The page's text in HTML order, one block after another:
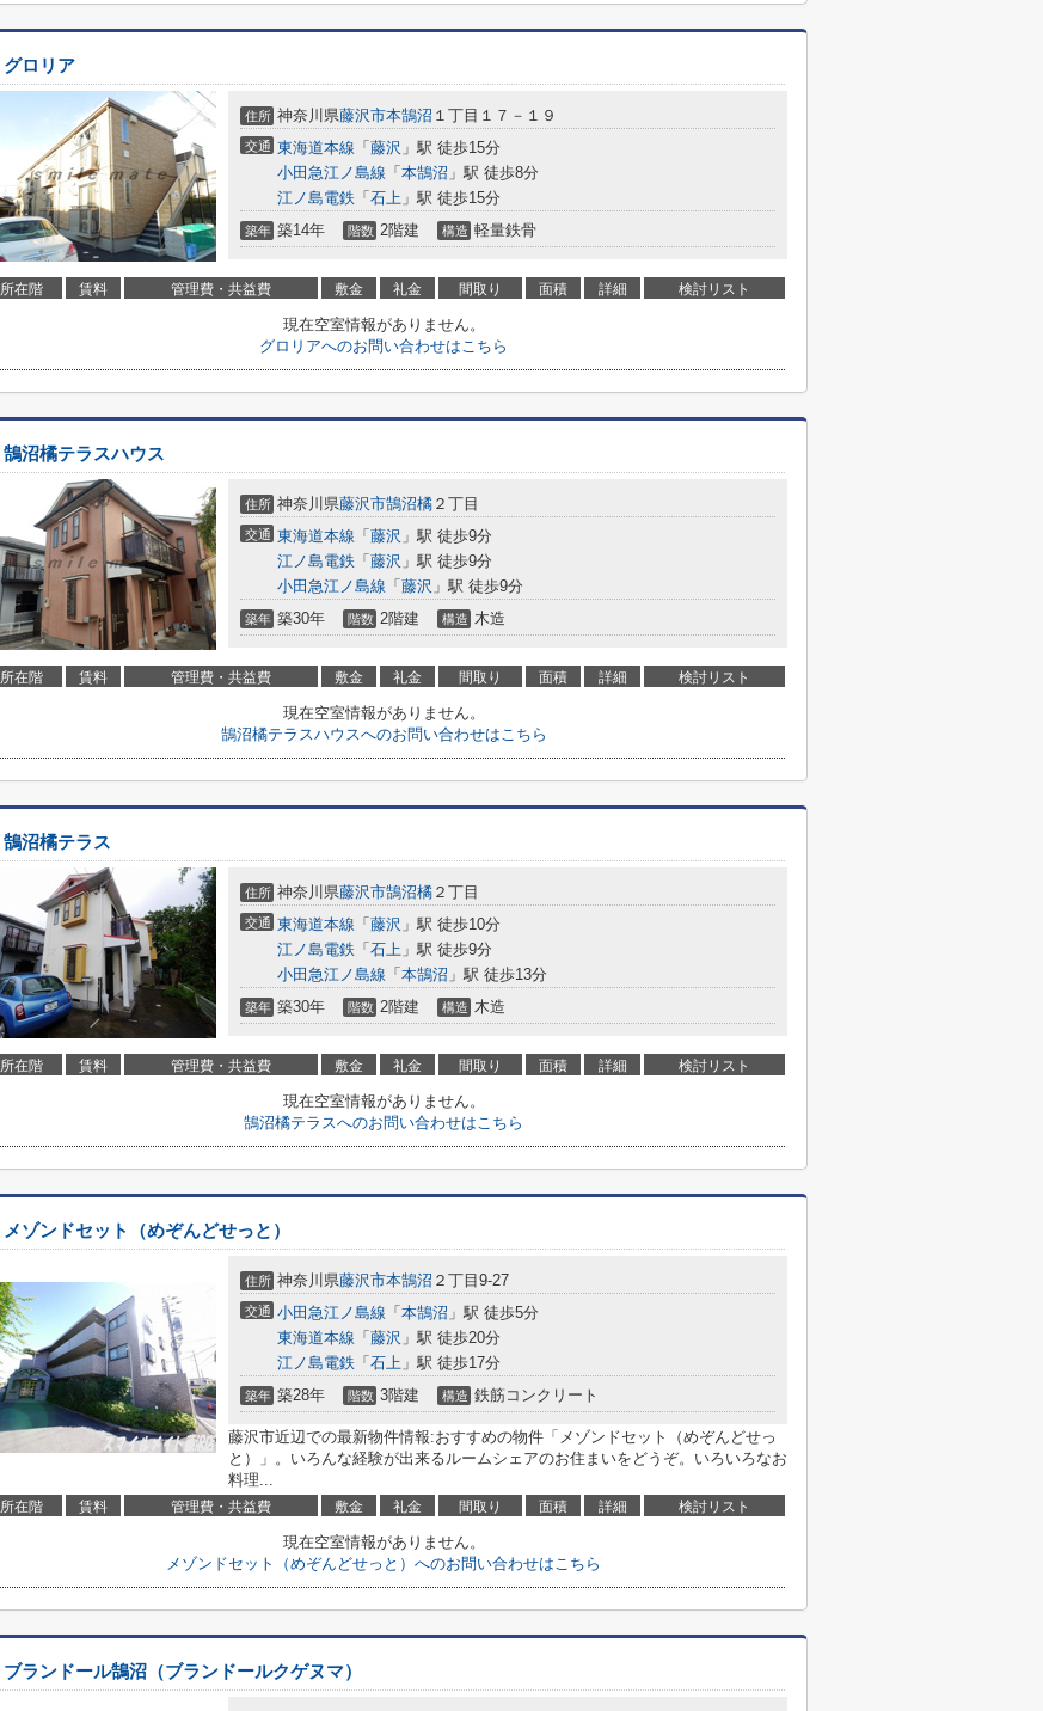
グロリア
住所 神奈川県藤沢市本鵠沼 １丁目１７－１９
交通 東海道本線 「 藤沢 」駅 徒歩15分
小田急江ノ島線 「 本鵠沼 」駅 徒歩8分
江ノ島電鉄 「 石上 」駅 徒歩15分
築年 築14年 階数 2階建 構造 軽量鉄骨
所在階 賃料 管理費・共益費 敷金 礼金 間取り 面積 詳細 検討リスト
現在空室情報がありません。
グロリアへのお問い合わせはこちら
鵠沼橘テラスハウス
住所 神奈川県藤沢市鵠沼橘 ２丁目
交通 東海道本線 「 藤沢 」駅 徒歩9分
江ノ島電鉄 「 藤沢 」駅 徒歩9分
小田急江ノ島線 「 藤沢 」駅 徒歩9分
築年 築30年 階数 2階建 構造 木造
所在階 賃料 管理費・共益費 敷金 礼金 間取り 面積 詳細 検討リスト
現在空室情報がありません。
鵠沼橘テラスハウスへのお問い合わせはこちら
鵠沼橘テラス
住所 神奈川県藤沢市鵠沼橘 ２丁目
交通 東海道本線 「 藤沢 」駅 徒歩10分
江ノ島電鉄 「 石上 」駅 徒歩9分
小田急江ノ島線 「 本鵠沼 」駅 徒歩13分
築年 築30年 階数 2階建 構造 木造
所在階 賃料 管理費・共益費 敷金 礼金 間取り 面積 詳細 検討リスト
現在空室情報がありません。
鵠沼橘テラスへのお問い合わせはこちら
メゾンドセット（めぞんどせっと）
住所 神奈川県藤沢市本鵠沼 ２丁目9-27
交通 小田急江ノ島線 「 本鵠沼 」駅 徒歩5分
東海道本線 「 藤沢 」駅 徒歩20分
江ノ島電鉄 「 石上 」駅 徒歩17分
築年 築28年 階数 3階建 構造 鉄筋コンクリート
藤沢市近辺での最新物件情報:おすすめの物件「メゾンドセット（めぞんどせっ
と）」。いろんな経験が出来るルームシェアのお住まいをどうぞ。いろいろなお
料理...
所在階 賃料 管理費・共益費 敷金 礼金 間取り 面積 詳細 検討リスト
現在空室情報がありません。
メゾンドセット（めぞんどせっと）へのお問い合わせはこちら
ブランドール鵠沼（ブランドールクゲヌマ）